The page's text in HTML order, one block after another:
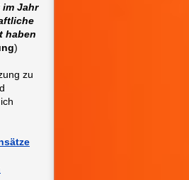
im Jahr
haben
)
zu